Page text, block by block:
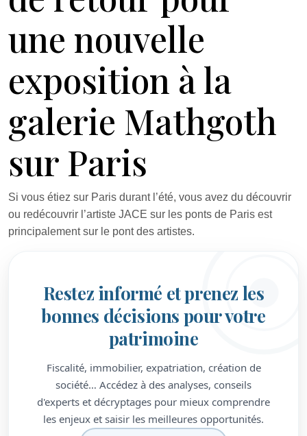
une nouvelle
exposition à la
galerie Mathgoth
sur Paris
Si vous étiez sur Paris durant l’été, vous avez du découvrir
ou redécouvrir l’artiste JACE sur les ponts de Paris est
principalement sur le pont des artistes.
Restez informé et prenez les
bonnes décisions pour votre
patrimoine
Fiscalité, immobilier, expatriation, création de
société… Accédez à des analyses, conseils
d'experts et décryptages pour mieux comprendre
les enjeux et saisir les meilleures opportunités.